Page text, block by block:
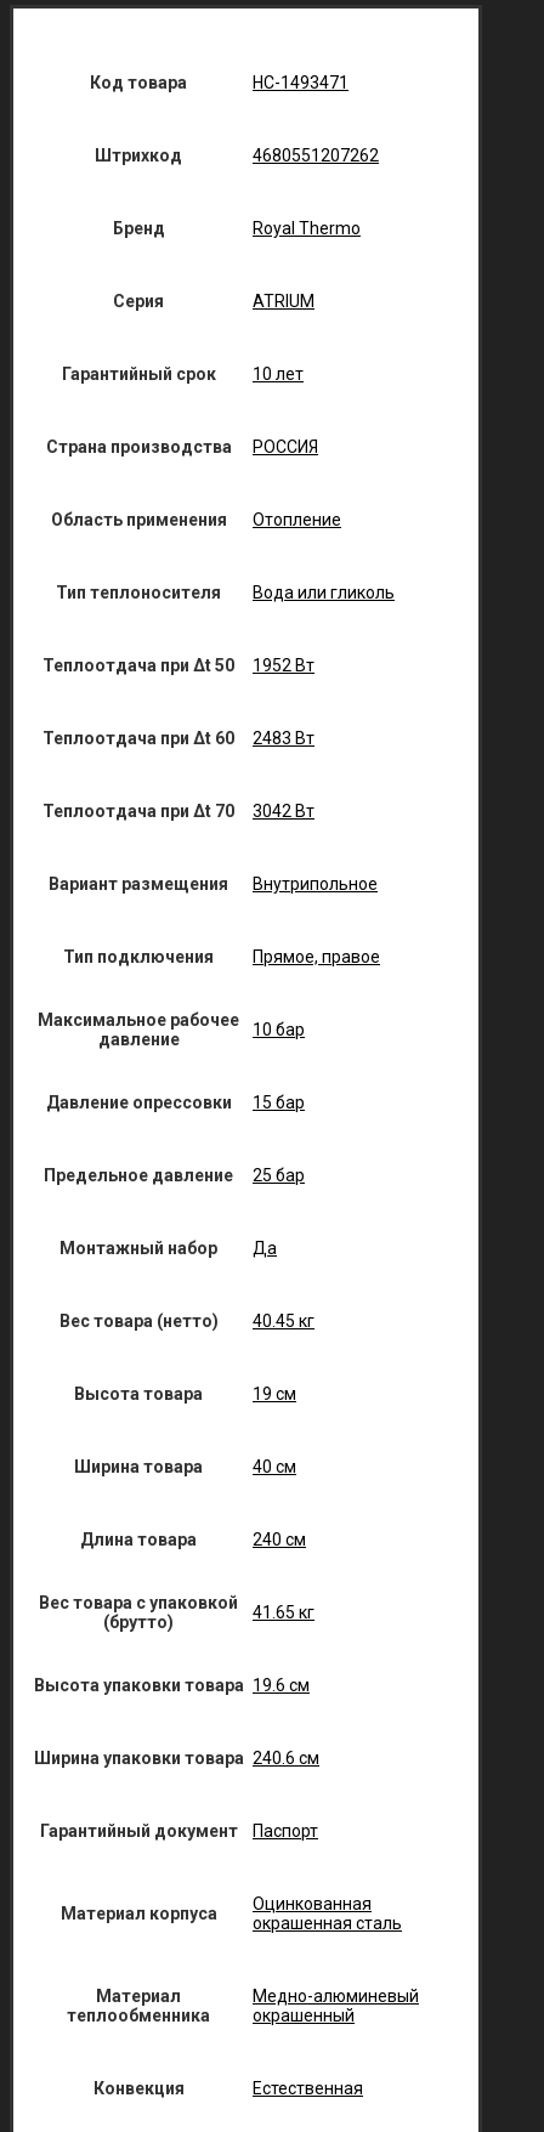
Код товара НС-1493471
Штрихкод 4680551207262
Бренд Royal Thermo
Серия ATRIUM
Гарантийный срок 10 лет
Страна производства РОССИЯ
Область применения Отопление
Тип теплоносителя Вода или гликоль
Теплоотдача при Δt 50 1952 Вт
Теплоотдача при Δt 60 2483 Вт
Теплоотдача при Δt 70 3042 Вт
Вариант размещения Внутрипольное
Тип подключения Прямое, правое
Максимальное рабочее
давление
10 бар
Давление опрессовки 15 бар
Предельное давление 25 бар
Монтажный набор Да
Вес товара (нетто) 40.45 кг
Высота товара 19 см
Ширина товара 40 см
Длина товара 240 см
Вес товара с упаковкой
(брутто)
41.65 кг
Высота упаковки товара 19.6 см
Ширина упаковки товара 240.6 см
Гарантийный документ Паспорт
Материал корпуса
Оцинкованная
окрашенная сталь
Материал
теплообменника
Медно-алюминевый
окрашенный
Конвекция Естественная